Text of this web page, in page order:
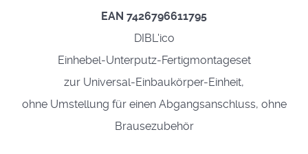
EAN 7426796611795
DIBL'ico
Einhebel-Unterputz-Fertigmontageset
zur Universal-Einbaukörper-Einheit,
ohne Umstellung für einen Abgangsanschluss, ohne
Brausezubehör